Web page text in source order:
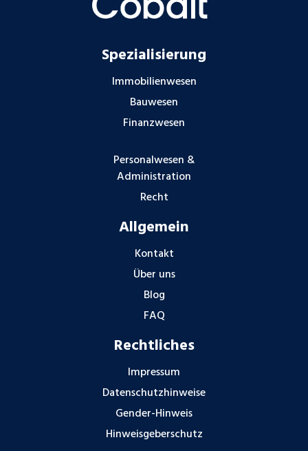
Spezialisierung
Immobilienwesen
Bauwesen
Finanzwesen
Personalwesen &
Administration
Recht
Allgemein
Kontakt
Über uns
Blog
FAQ
Rechtliches
Impressum
Datenschutzhinweise
Gender-Hinweis
Hinweisgeberschutz